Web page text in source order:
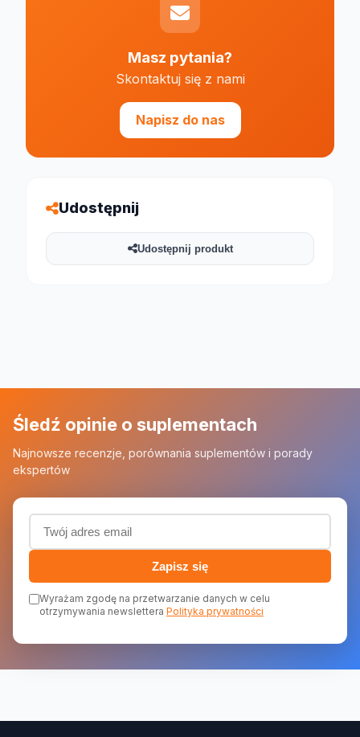
Masz pytania?
Skontaktuj się z nami
Napisz do nas
Udostępnij
Udostępnij produkt
Śledź opinie o suplementach
Najnowsze recenzje, porównania suplementów i porady
ekspertów
Adres email (wymagany)
Zapisz się
Wyrażam zgodę na przetwarzanie danych w celu
otrzymywania newslettera Polityka prywatności